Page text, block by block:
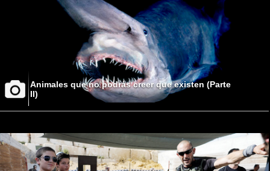
Animales que no podrás creer que existen (Parte
II)